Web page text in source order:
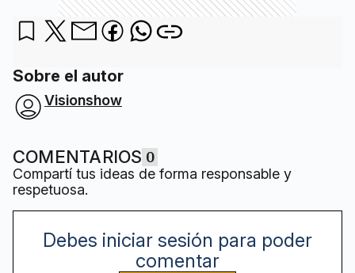
Sobre el autor
Visionshow
COMENTARIOS 0
Compartí tus ideas de forma responsable y
respetuosa.
Debes iniciar sesión para poder
comentar